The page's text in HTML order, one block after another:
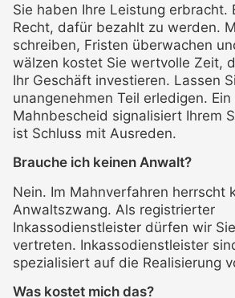
Sie haben Ihre Leistung erbracht.
Recht, dafür bezahlt zu werden.
schreiben, Fristen überwachen
wälzen kostet Sie wertvolle Zeit,
Ihr Geschäft investieren. Lassen
unangenehmen Teil erledigen.
Mahnbescheid signalisiert Ihrem
ist Schluss mit Ausreden.
Brauche ich keinen Anwalt?
Nein. Im Mahnverfahren herrscht
Anwaltszwang. Als registrierter
Inkassodienstleister dürfen wir
vertreten. Inkassodienstleister
spezialisiert auf die Realisierung
Was kostet mich das?